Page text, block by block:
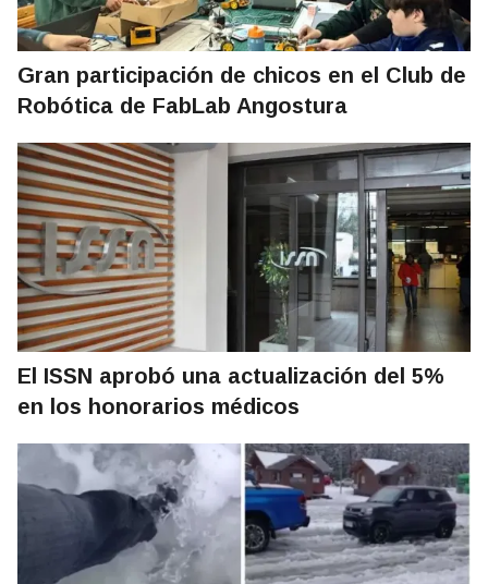
Gran participación de chicos en el Club de
Robótica de FabLab Angostura
El ISSN aprobó una actualización del 5%
en los honorarios médicos